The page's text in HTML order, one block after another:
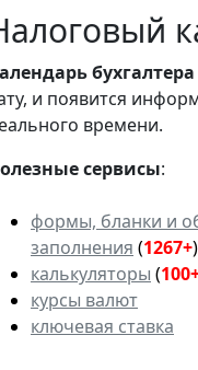
бухгалтера
и появится
времени.
сервисы:
формы, бланки и
заполнения (1267+)
калькуляторы (
курсы валют
ключевая ставка